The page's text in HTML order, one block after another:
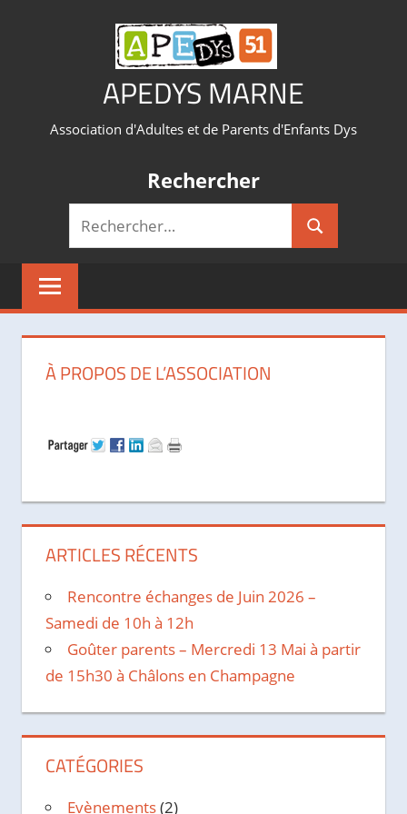
APEDYS MARNE
Association d'Adultes et de Parents d'Enfants Dys
Rechercher
Recherche
pour :
Rechercher
À PROPOS DE L’ASSOCIATION
ARTICLES RÉCENTS
Rencontre échanges de Juin 2026 –
Samedi de 10h à 12h
Goûter parents – Mercredi 13 Mai à partir
de 15h30 à Châlons en Champagne
CATÉGORIES
Evènements(2)